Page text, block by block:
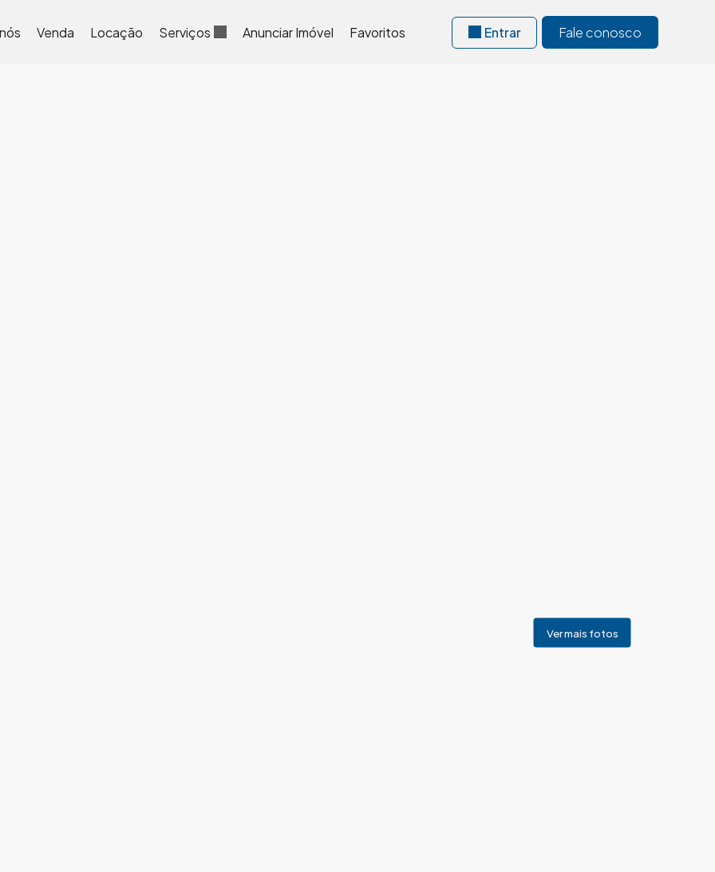
Fale conosco
Entrar
Favoritos
Anunciar Imóvel
Serviços
Locação
Venda